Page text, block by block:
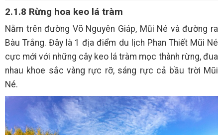
2.1.8 Rừng hoa keo lá tràm
Nằm trên đường Võ Nguyên Giáp, Mũi Né và đường ra
Bàu Trắng. Đây là 1 địa điểm du lịch Phan Thiết Mũi Né
cực mới với những cây keo lá tràm mọc thành rừng, đua
nhau khoe sắc vàng rực rỡ, sáng rực cả bầu trời Mũi
Né.